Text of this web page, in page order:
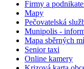
Firmy a
Mapy
Pečovatelská
Munipolis -
Mapa sběrných
Senior taxi
Online kamery